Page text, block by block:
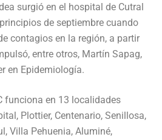
surgió en el hospital de Cutral
de septiembre cuando
contagios en la región, a partir
entre otros, Martín Sapag,
en Epidemiología.
funciona en 13 localidades
Plottier, Centenario, Senillosa,
Villa Pehuenia, Aluminé,